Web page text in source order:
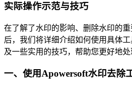
实际操作示范与技巧
在了解了水印的影响、删除水印的
后，我们将详细介绍如何使用具体
及一些实用的技巧，帮助您更好地处
一、使用Apowersoft水印去除